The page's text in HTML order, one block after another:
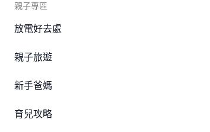
親子專區
放電好去處
親子旅遊
新手爸媽
育兒攻略